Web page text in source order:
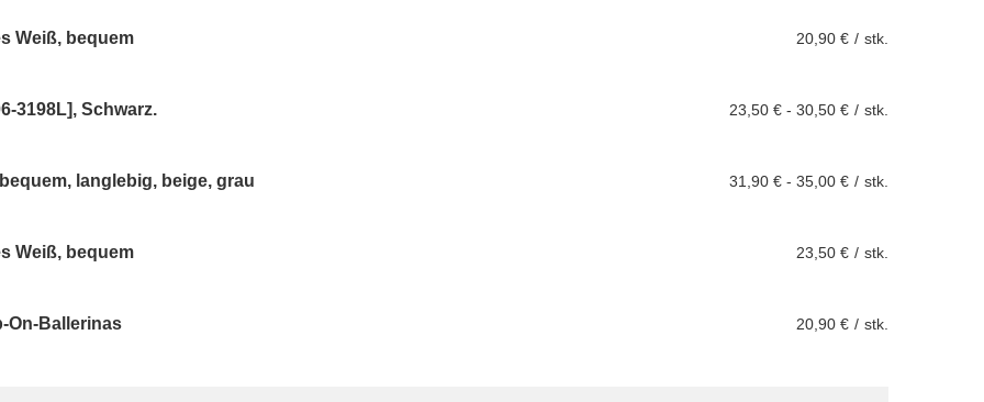
Weiß, bequem 20,90 € / stk.
3198L], Schwarz. 23,50 € - 30,50 € / stk.
langlebig, beige, grau 31,90 € - 35,00 € / stk.
Weiß, bequem 23,50 € / stk.
On-Ballerinas 20,90 € / stk.